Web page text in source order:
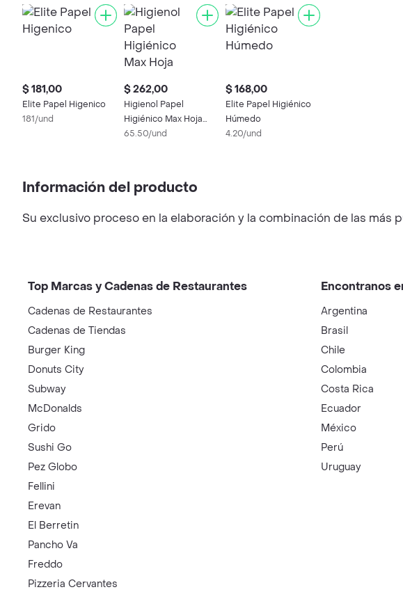
$ 181,00
Elite Papel Higenico
181/und
$ 262,00
Higienol Papel
Higiénico Max Hoja
Simple
65.50/und
$ 168,00
Elite Papel Higiénico
Húmedo
4.20/und
Información del producto
Su exclusivo proceso en la elaboración y la combinación de las
Top Marcas y Cadenas de Restaurantes
Cadenas de Restaurantes
Cadenas de Tiendas
Burger King
Donuts City
Subway
McDonalds
Grido
Sushi Go
Pez Globo
Fellini
Erevan
El Berretin
Pancho Va
Freddo
Pizzeria Cervantes
Encontranos
Argentina
Brasil
Chile
Colombia
Costa Rica
Ecuador
México
Perú
Uruguay